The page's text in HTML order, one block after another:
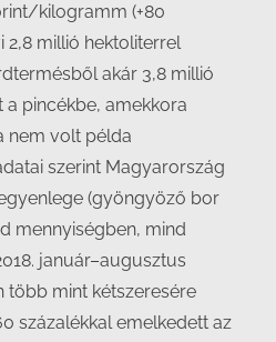
kilogramm (+80
2,8 millió hektoliterrel
akár 3,8 millió
pincékbe, amekkora
nem volt példa
szerint Magyarország
(gyöngyöző bor
mennyiségben, mind
január–augusztus
több mint kétszeresére
százalékkal emelkedett az